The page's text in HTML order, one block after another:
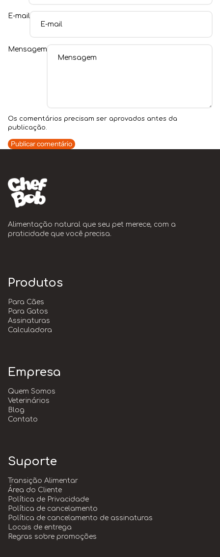
E-mail
Mensagem
Os comentários precisam ser aprovados antes da
publicação.
Publicar comentário
Alimentação natural que seu pet merece, com a
praticidade que você precisa.
Produtos
Para Cães
Para Gatos
Assinaturas
Calculadora
Empresa
Quem Somos
Veterinários
Blog
Contato
Suporte
Transição Alimentar
Área do Cliente
Política de Privacidade
Política de cancelamento
Política de cancelamento de assinaturas
Locais de entrega
Regras sobre promoções